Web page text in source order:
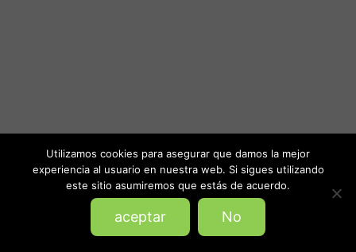
Utilizamos cookies para asegurar que damos la mejor
experiencia al usuario en nuestra web. Si sigues utilizando
este sitio asumiremos que estás de acuerdo.
aceptar No